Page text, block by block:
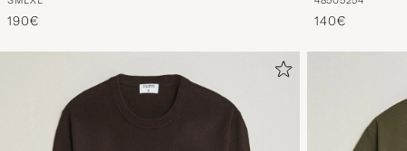
190€ 140€